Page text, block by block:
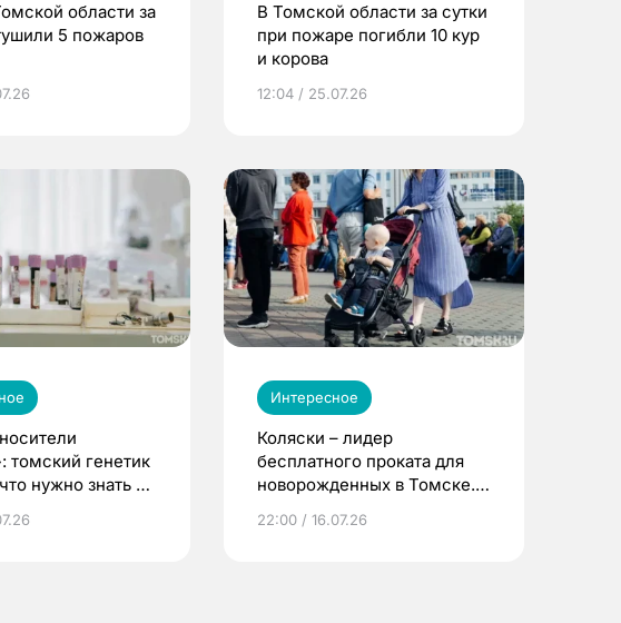
области за
5 пожаров
В Томской области за сутки
при пожаре погибли 10 кур
и корова
12:04 / 25.07.26
томский генетик
нужно знать до
Интересное
Коляски – лидер
бесплатного проката для
новорожденных в Томске.
22:00 / 16.07.26